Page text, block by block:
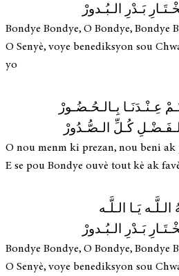
بَـدْرِ الـبُـدورْ
Bondye Bondye, O Bondye, Bondye
O Senyè, voye benediksyon sou
yo
عِـنْـدَنَـا بِـالـحُـضُـورْ
كُـلِّ الـصُّـدُورْ
O nou menm ki prezan, nou beni
E se pou Bondye ouvè tout kè ak
الـلَّـه يَـا الـلَّـه
بَـدْرِ الـبُـدورْ
Bondye Bondye, O Bondye, Bondye
O Senyè, voye benediksyon sou